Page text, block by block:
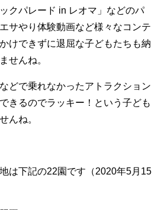
クパレード in レオマ」などのパ
サやり体験動画など様々なコンテ
けできずに退屈な子どもたちも納
せんね。
どで乗れなかったアトラクション
きるのでラッキー！という子ども
んね。
は下記の22園です（2020年5月15